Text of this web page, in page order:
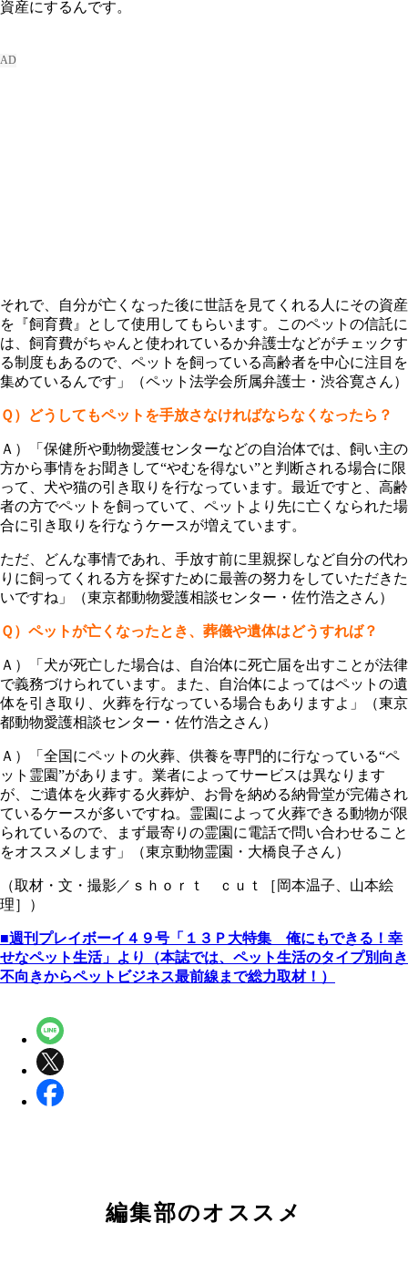
資産にするんです。
それで、自分が亡くなった後に世話を見てくれる人にその資産
を『飼育費』として使用してもらいます。このペットの信託に
は、飼育費がちゃんと使われているか弁護士などがチェックす
る制度もあるので、ペットを飼っている高齢者を中心に注目を
集めているんです」（ペット法学会所属弁護士・渋谷寛さん）
Ｑ）どうしてもペットを手放さなければならなくなったら？
Ａ）「保健所や動物愛護センターなどの自治体では、飼い主の
方から事情をお聞きして“やむを得ない”と判断される場合に限
って、犬や猫の引き取りを行なっています。最近ですと、高齢
者の方でペットを飼っていて、ペットより先に亡くなられた場
合に引き取りを行なうケースが増えています。
ただ、どんな事情であれ、手放す前に里親探しなど自分の代わ
りに飼ってくれる方を探すために最善の努力をしていただきた
いですね」（東京都動物愛護相談センター・佐竹浩之さん）
Ｑ）ペットが亡くなったとき、葬儀や遺体はどうすれば？
Ａ）「犬が死亡した場合は、自治体に死亡届を出すことが法律
で義務づけられています。また、自治体によってはペットの遺
体を引き取り、火葬を行なっている場合もありますよ」（東京
都動物愛護相談センター・佐竹浩之さん）
Ａ）「全国にペットの火葬、供養を専門的に行なっている“ペ
ット霊園”があります。業者によってサービスは異なります
が、ご遺体を火葬する火葬炉、お骨を納める納骨堂が完備され
ているケースが多いですね。霊園によって火葬できる動物が限
られているので、まず最寄りの霊園に電話で問い合わせること
をオススメします」（東京動物霊園・大橋良子さん）
（取材・文・撮影／ｓｈｏｒｔ ｃｕｔ［岡本温子、山本絵
理］）
■週刊プレイボーイ４９号「１３Ｐ大特集 俺にもできる！幸
せなペット生活」より（本誌では、ペット生活のタイプ別向き
不向きからペットビジネス最前線まで総力取材！）
編集部のオススメ